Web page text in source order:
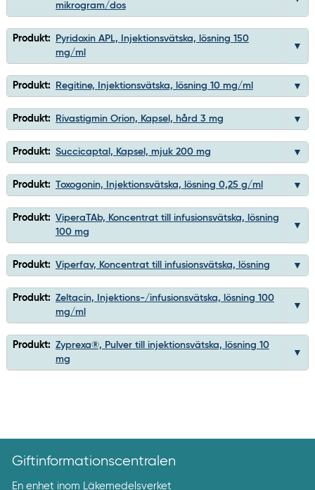
mikrogram/dos
Produkt:
Pyridoxin APL, Injektionsvätska, lösning 150
mg/ml
Produkt: Regitine, Injektionsvätska, lösning 10 mg/ml
Produkt: Rivastigmin Orion, Kapsel, hård 3 mg
Produkt: Succicaptal, Kapsel, mjuk 200 mg
Produkt: Toxogonin, Injektionsvätska, lösning 0,25 g/ml
Produkt: ViperaTAb, Koncentrat till infusionsvätska, lösning
100 mg
Produkt: Viperfav, Koncentrat till infusionsvätska, lösning
Produkt: Zeltacin, Injektions-/infusionsvätska, lösning 100
mg/ml
Produkt: Zyprexa®, Pulver till injektionsvätska, lösning 10
mg
Giftinformationscentralen
En enhet inom Läkemedelsverket